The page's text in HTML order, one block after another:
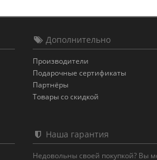
Дополнительно
Производители
Подарочные сертификаты
Партнёры
Товары со скидкой
Наша гарантия
Недовольны своей покупкой? Вы